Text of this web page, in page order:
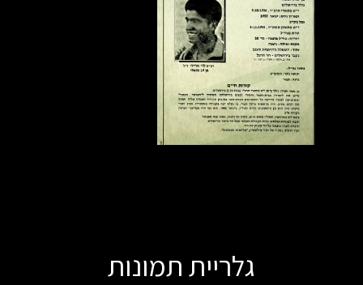
גלריית תמונות